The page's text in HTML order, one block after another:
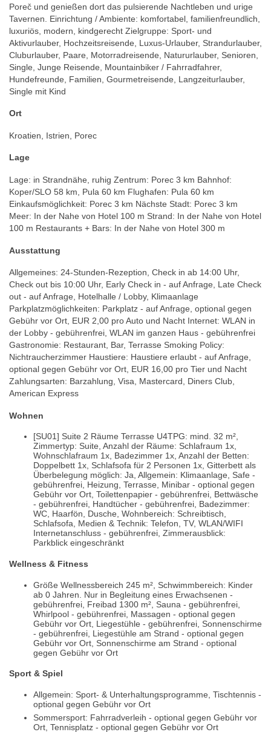
Poreč und genießen dort das pulsierende Nachtleben und urige
Tavernen. Einrichtung / Ambiente: komfortabel, familienfreundlich,
luxuriös, modern, kindgerecht Zielgruppe: Sport- und
Aktivurlauber, Hochzeitsreisende, Luxus-Urlauber, Strandurlauber,
Cluburlauber, Paare, Motorradreisende, Natururlauber, Senioren,
Single, Junge Reisende, Mountainbiker / Fahrradfahrer,
Hundefreunde, Familien, Gourmetreisende, Langzeiturlauber,
Single mit Kind
Ort
Kroatien, Istrien, Porec
Lage
Lage: in Strandnähe, ruhig Zentrum: Porec 3 km Bahnhof:
Koper/SLO 58 km, Pula 60 km Flughafen: Pula 60 km
Einkaufsmöglichkeit: Porec 3 km Nächste Stadt: Porec 3 km
Meer: In der Nahe von Hotel 100 m Strand: In der Nahe von Hotel
100 m Restaurants + Bars: In der Nahe von Hotel 300 m
Ausstattung
Allgemeines: 24-Stunden-Rezeption, Check in ab 14:00 Uhr,
Check out bis 10:00 Uhr, Early Check in - auf Anfrage, Late Check
out - auf Anfrage, Hotelhalle / Lobby, Klimaanlage
Parkplatzmöglichkeiten: Parkplatz - auf Anfrage, optional gegen
Gebühr vor Ort, EUR 2,00 pro Auto und Nacht Internet: WLAN in
der Lobby - gebührenfrei, WLAN im ganzen Haus - gebührenfrei
Gastronomie: Restaurant, Bar, Terrasse Smoking Policy:
Nichtraucherzimmer Haustiere: Haustiere erlaubt - auf Anfrage,
optional gegen Gebühr vor Ort, EUR 16,00 pro Tier und Nacht
Zahlungsarten: Barzahlung, Visa, Mastercard, Diners Club,
American Express
Wohnen
[SU01] Suite 2 Räume Terrasse U4TPG: mind. 32 m²,
Zimmertyp: Suite, Anzahl der Räume: Schlafraum 1x,
Wohnschlafraum 1x, Badezimmer 1x, Anzahl der Betten:
Doppelbett 1x, Schlafsofa für 2 Personen 1x, Gitterbett als
Überbelegung möglich: Ja, Allgemein: Klimaanlage, Safe -
gebührenfrei, Heizung, Terrasse, Minibar - optional gegen
Gebühr vor Ort, Toilettenpapier - gebührenfrei, Bettwäsche
- gebührenfrei, Handtücher - gebührenfrei, Badezimmer:
WC, Haarfön, Dusche, Wohnbereich: Schreibtisch,
Schlafsofa, Medien & Technik: Telefon, TV, WLAN/WIFI
Internetanschluss - gebührenfrei, Zimmerausblick:
Parkblick eingeschränkt
Wellness & Fitness
Größe Wellnessbereich 245 m², Schwimmbereich: Kinder
ab 0 Jahren. Nur in Begleitung eines Erwachsenen -
gebührenfrei, Freibad 1300 m², Sauna - gebührenfrei,
Whirlpool - gebührenfrei, Massagen - optional gegen
Gebühr vor Ort, Liegestühle - gebührenfrei, Sonnenschirme
- gebührenfrei, Liegestühle am Strand - optional gegen
Gebühr vor Ort, Sonnenschirme am Strand - optional
gegen Gebühr vor Ort
Sport & Spiel
Allgemein: Sport- & Unterhaltungsprogramme, Tischtennis -
optional gegen Gebühr vor Ort
Sommersport: Fahrradverleih - optional gegen Gebühr vor
Ort, Tennisplatz - optional gegen Gebühr vor Ort